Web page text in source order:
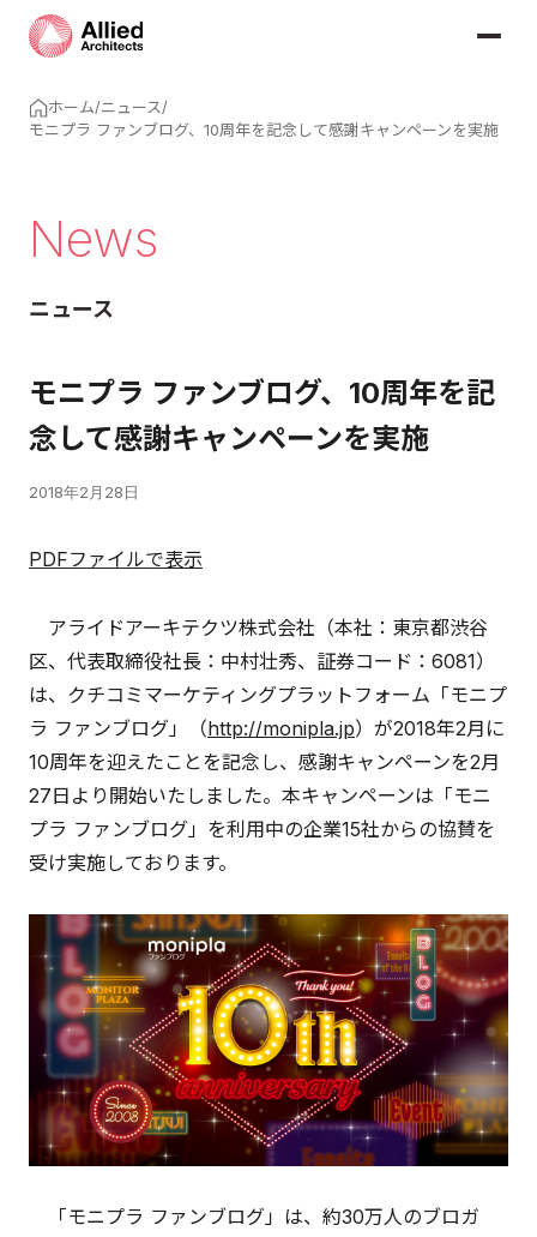
ホーム/ニュース/
モニプラ ファンブログ、10周年を記念して感謝キャンペーンを実施
News
ニュース
モニプラ ファンブログ、10周年を記
念して感謝キャンペーンを実施
2018年2月28日
PDFファイルで表示
アライドアーキテクツ株式会社（本社：東京都渋谷
区、代表取締役社長：中村壮秀、証券コード：6081）
は、クチコミマーケティングプラットフォーム「モニプ
ラ ファンブログ」（http://monipla.jp）が2018年2月に
10周年を迎えたことを記念し、感謝キャンペーンを2月
27日より開始いたしました。本キャンペーンは「モニ
プラ ファンブログ」を利用中の企業15社からの協賛を
受け実施しております。
「モニプラ ファンブログ」は、約30万人のブロガ